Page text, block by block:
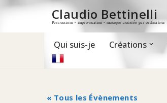
Claudio Bettinelli
Percussions - improvisation - musique assistée par ordinateur
Qui suis-je Créations
« Tous les Évènements